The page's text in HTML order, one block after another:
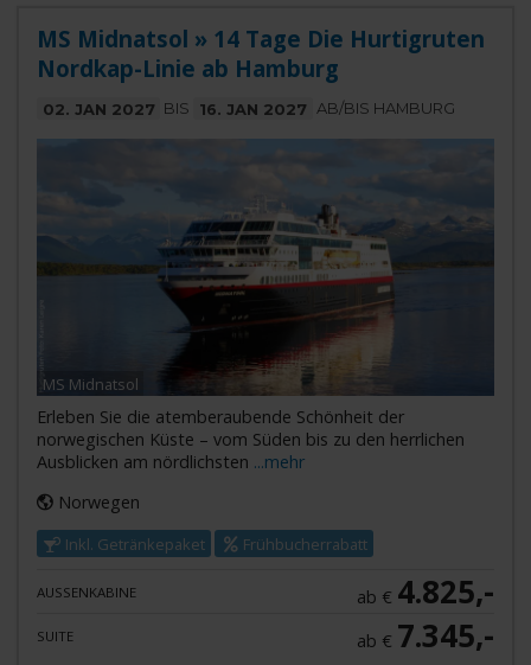
MS Midnatsol » 14 Tage Die Hurtigruten
Nordkap-Linie ab Hamburg
02. JAN 2027 BIS 16. JAN 2027 AB/BIS HAMBURG
MS Midnatsol
Erleben Sie die atemberaubende Schönheit der
norwegischen Küste – vom Süden bis zu den herrlichen
Ausblicken am nördlichsten ...mehr
Norwegen
Inkl. Getränkepaket Frühbucherrabatt
AUSSENKABINE ab € 4.825,-
SUITE ab € 7.345,-